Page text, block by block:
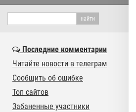
Последние комментарии
Читайте новости в телеграм
Сообщить об ошибке
Топ сайтов
Забаненные участники